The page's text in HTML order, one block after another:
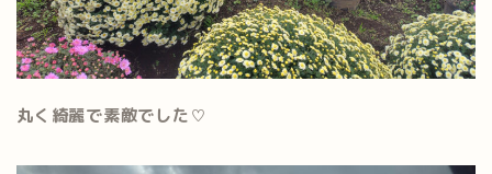
丸く綺麗で素敵でした♡